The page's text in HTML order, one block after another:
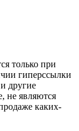
только при
гиперссылки
другие
не являются
каких-